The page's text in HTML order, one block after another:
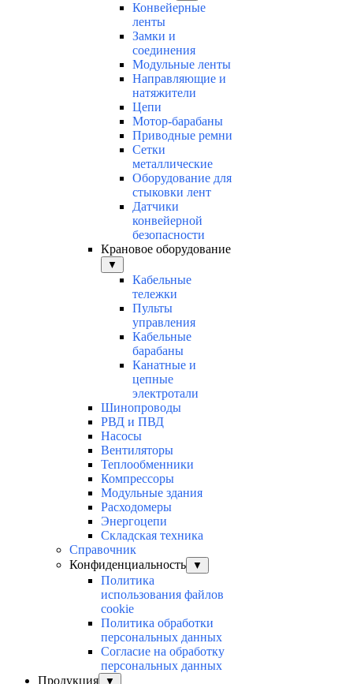
Конвейерные
ленты
Замки и
соединения
Модульные ленты
Направляющие и
натяжители
Цепи
Мотор-барабаны
Приводные ремни
Сетки
металлические
Оборудование для
стыковки лент
Датчики
конвейерной
безопасности
Крановое оборудование
▼
Кабельные
тележки
Пульты
управления
Кабельные
барабаны
Канатные и
цепные
электротали
Шинопроводы
РВД и ПВД
Насосы
Вентиляторы
Теплообменники
Компрессоры
Модульные здания
Расходомеры
Энергоцепи
Складская техника
Справочник
Конфиденциальность
▼
Политика
использования файлов
cookie
Политика обработки
персональных данных
Согласие на обработку
персональных данных
Продукция
▼